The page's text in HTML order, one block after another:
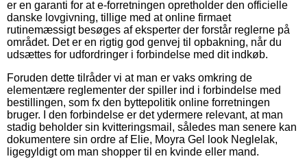
er en garanti for at e-forretningen opretholder den officielle
danske lovgivning, tillige med at online firmaet
rutinemæssigt besøges af eksperter der forstår reglerne på
området. Det er en rigtig god genvej til opbakning, når du
udsættes for udfordringer i forbindelse med dit indkøb.
Foruden dette tilråder vi at man er vaks omkring de
elementære reglementer der spiller ind i forbindelse med
bestillingen, som fx den byttepolitik online forretningen
bruger. I den forbindelse er det ydermere relevant, at man
stadig beholder sin kvitteringsmail, således man senere kan
dokumentere sin ordre af Elie, Moyra Gel look Neglelak,
ligegyldigt om man shopper til en kvinde eller mand.